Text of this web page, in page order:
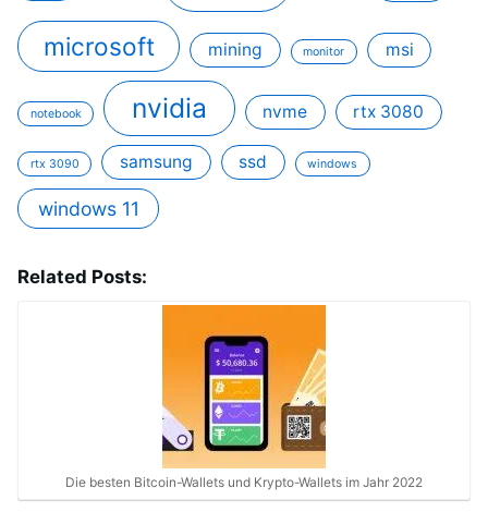
microsoft mining monitor msi
notebook nvidia nvme rtx 3080
rtx 3090 samsung ssd windows
windows 11
Related Posts:
Die besten Bitcoin-Wallets und Krypto-Wallets im Jahr 2022